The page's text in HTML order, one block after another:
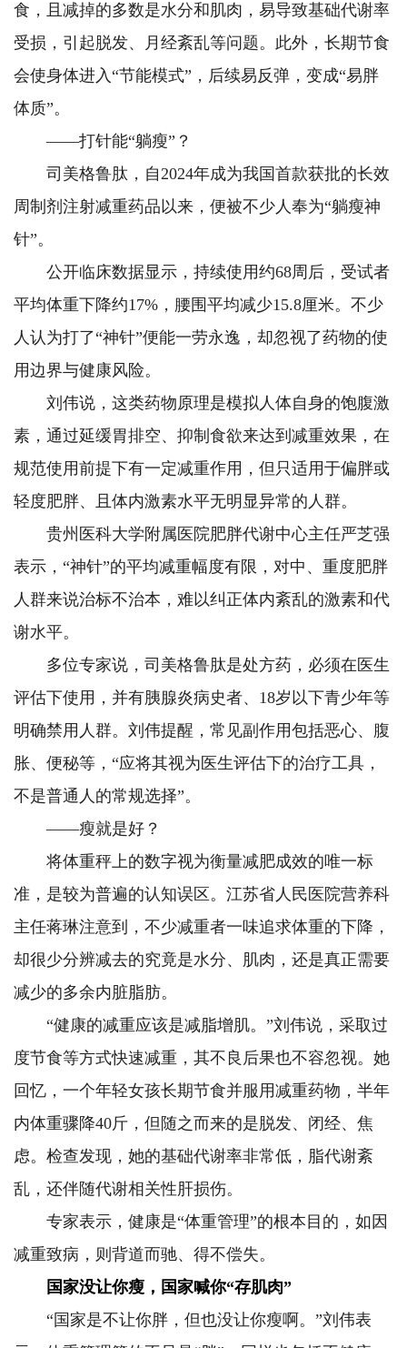
食，且减掉的多数是水分和肌肉，易导致基础代谢率
受损，引起脱发、月经紊乱等问题。此外，长期节食
会使身体进入“节能模式”，后续易反弹，变成“易胖
体质”。
——打针能“躺瘦”？
司美格鲁肽，自2024年成为我国首款获批的长效
周制剂注射减重药品以来，便被不少人奉为“躺瘦神
针”。
公开临床数据显示，持续使用约68周后，受试者
平均体重下降约17%，腰围平均减少15.8厘米。不少
人认为打了“神针”便能一劳永逸，却忽视了药物的使
用边界与健康风险。
刘伟说，这类药物原理是模拟人体自身的饱腹激
素，通过延缓胃排空、抑制食欲来达到减重效果，在
规范使用前提下有一定减重作用，但只适用于偏胖或
轻度肥胖、且体内激素水平无明显异常的人群。
贵州医科大学附属医院肥胖代谢中心主任严芝强
表示，“神针”的平均减重幅度有限，对中、重度肥胖
人群来说治标不治本，难以纠正体内紊乱的激素和代
谢水平。
多位专家说，司美格鲁肽是处方药，必须在医生
评估下使用，并有胰腺炎病史者、18岁以下青少年等
明确禁用人群。刘伟提醒，常见副作用包括恶心、腹
胀、便秘等，“应将其视为医生评估下的治疗工具，
不是普通人的常规选择”。
——瘦就是好？
将体重秤上的数字视为衡量减肥成效的唯一标
准，是较为普遍的认知误区。江苏省人民医院营养科
主任蒋琳注意到，不少减重者一味追求体重的下降，
却很少分辨减去的究竟是水分、肌肉，还是真正需要
减少的多余内脏脂肪。
“健康的减重应该是减脂增肌。”刘伟说，采取过
度节食等方式快速减重，其不良后果也不容忽视。她
回忆，一个年轻女孩长期节食并服用减重药物，半年
内体重骤降40斤，但随之而来的是脱发、闭经、焦
虑。检查发现，她的基础代谢率非常低，脂代谢紊
乱，还伴随代谢相关性肝损伤。
专家表示，健康是“体重管理”的根本目的，如因
减重致病，则背道而驰、得不偿失。
国家没让你瘦，国家喊你“存肌肉”
“国家是不让你胖，但也没让你瘦啊。”刘伟表